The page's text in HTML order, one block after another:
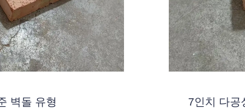
7인치 다공
벽돌 유형